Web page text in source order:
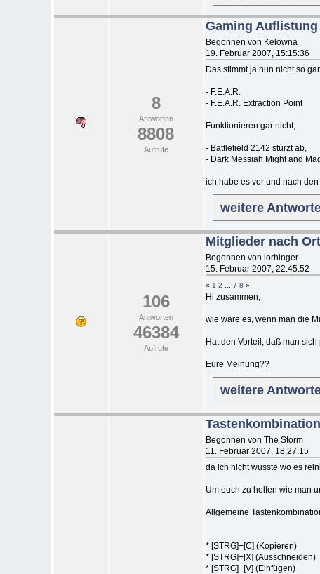
8
Antworten
8808
Aufrufe
Gaming Auflistung
Begonnen von Kelowna
19. Februar 2007, 15:15:36
Das stimmt ja nun nicht so
- F.E.A.R.
- F.E.A.R. Extraction Point
Funktionieren gar nicht,
- Battlefield 2142 stürzt ab,
- Dark Messiah Might and
ich habe es vor und nach
weitere
106
Antworten
46384
Aufrufe
Mitglieder nach
Begonnen von lorhinger
15. Februar 2007, 22:45:52
« 1 2 7 8 »
Hi zusammen,
wie wäre es, wenn man die
Hat den Vorteil, daß man
Eure Meinung??
weitere
Begonnen von The Storm
11. Februar 2007, 18:27:15
da ich nicht wusste wo es
Um euch zu helfen wie man
Allgemeine
* [STRG]+[C] (Kopieren)
* [STRG]+[X] (Ausschneiden)
* [STRG]+[V] (Einfügen)